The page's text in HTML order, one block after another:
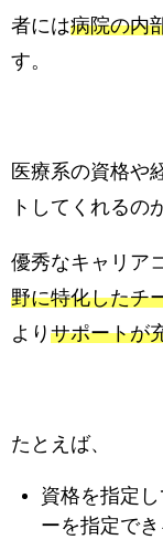
者には病院の内
す。
医療系の資格や
トしてくれるの
優秀なキャリア
野に特化したチ
より サポートが
たとえば、
資格を指定
ーを指定でき